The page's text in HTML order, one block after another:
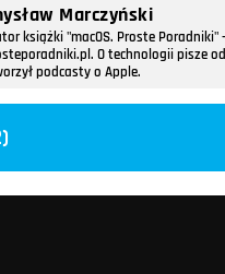
Marczyński
książki "macOS. Proste Poradniki" -
O technologii pisze
podcasty o Apple.